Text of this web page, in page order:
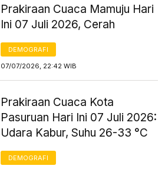
Prakiraan Cuaca Mamuju Hari
Ini 07 Juli 2026, Cerah
DEMOGRAFI
07/07/2026, 22:42 WIB
Prakiraan Cuaca Kota
Pasuruan Hari Ini 07 Juli 2026:
Udara Kabur, Suhu 26-33 °C
DEMOGRAFI